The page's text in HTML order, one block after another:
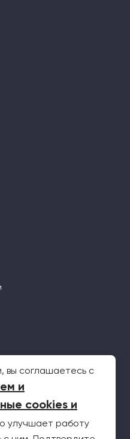
вы соглашаетесь с
и
cookies и
улучшает работу